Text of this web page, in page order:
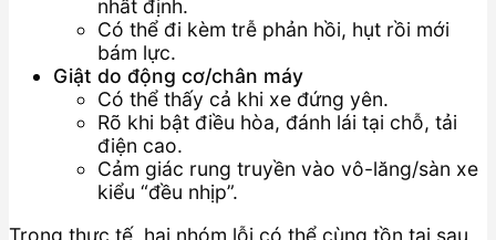
nhất định.
Có thể đi kèm trễ phản hồi, hụt rồi mới
bám lực.
Giật do động cơ/chân máy
Có thể thấy cả khi xe đứng yên.
Rõ khi bật điều hòa, đánh lái tại chỗ, tải
điện cao.
Cảm giác rung truyền vào vô-lăng/sàn xe
kiểu “đều nhịp”.
Trong thực tế, hai nhóm lỗi có thể cùng tồn tại sau